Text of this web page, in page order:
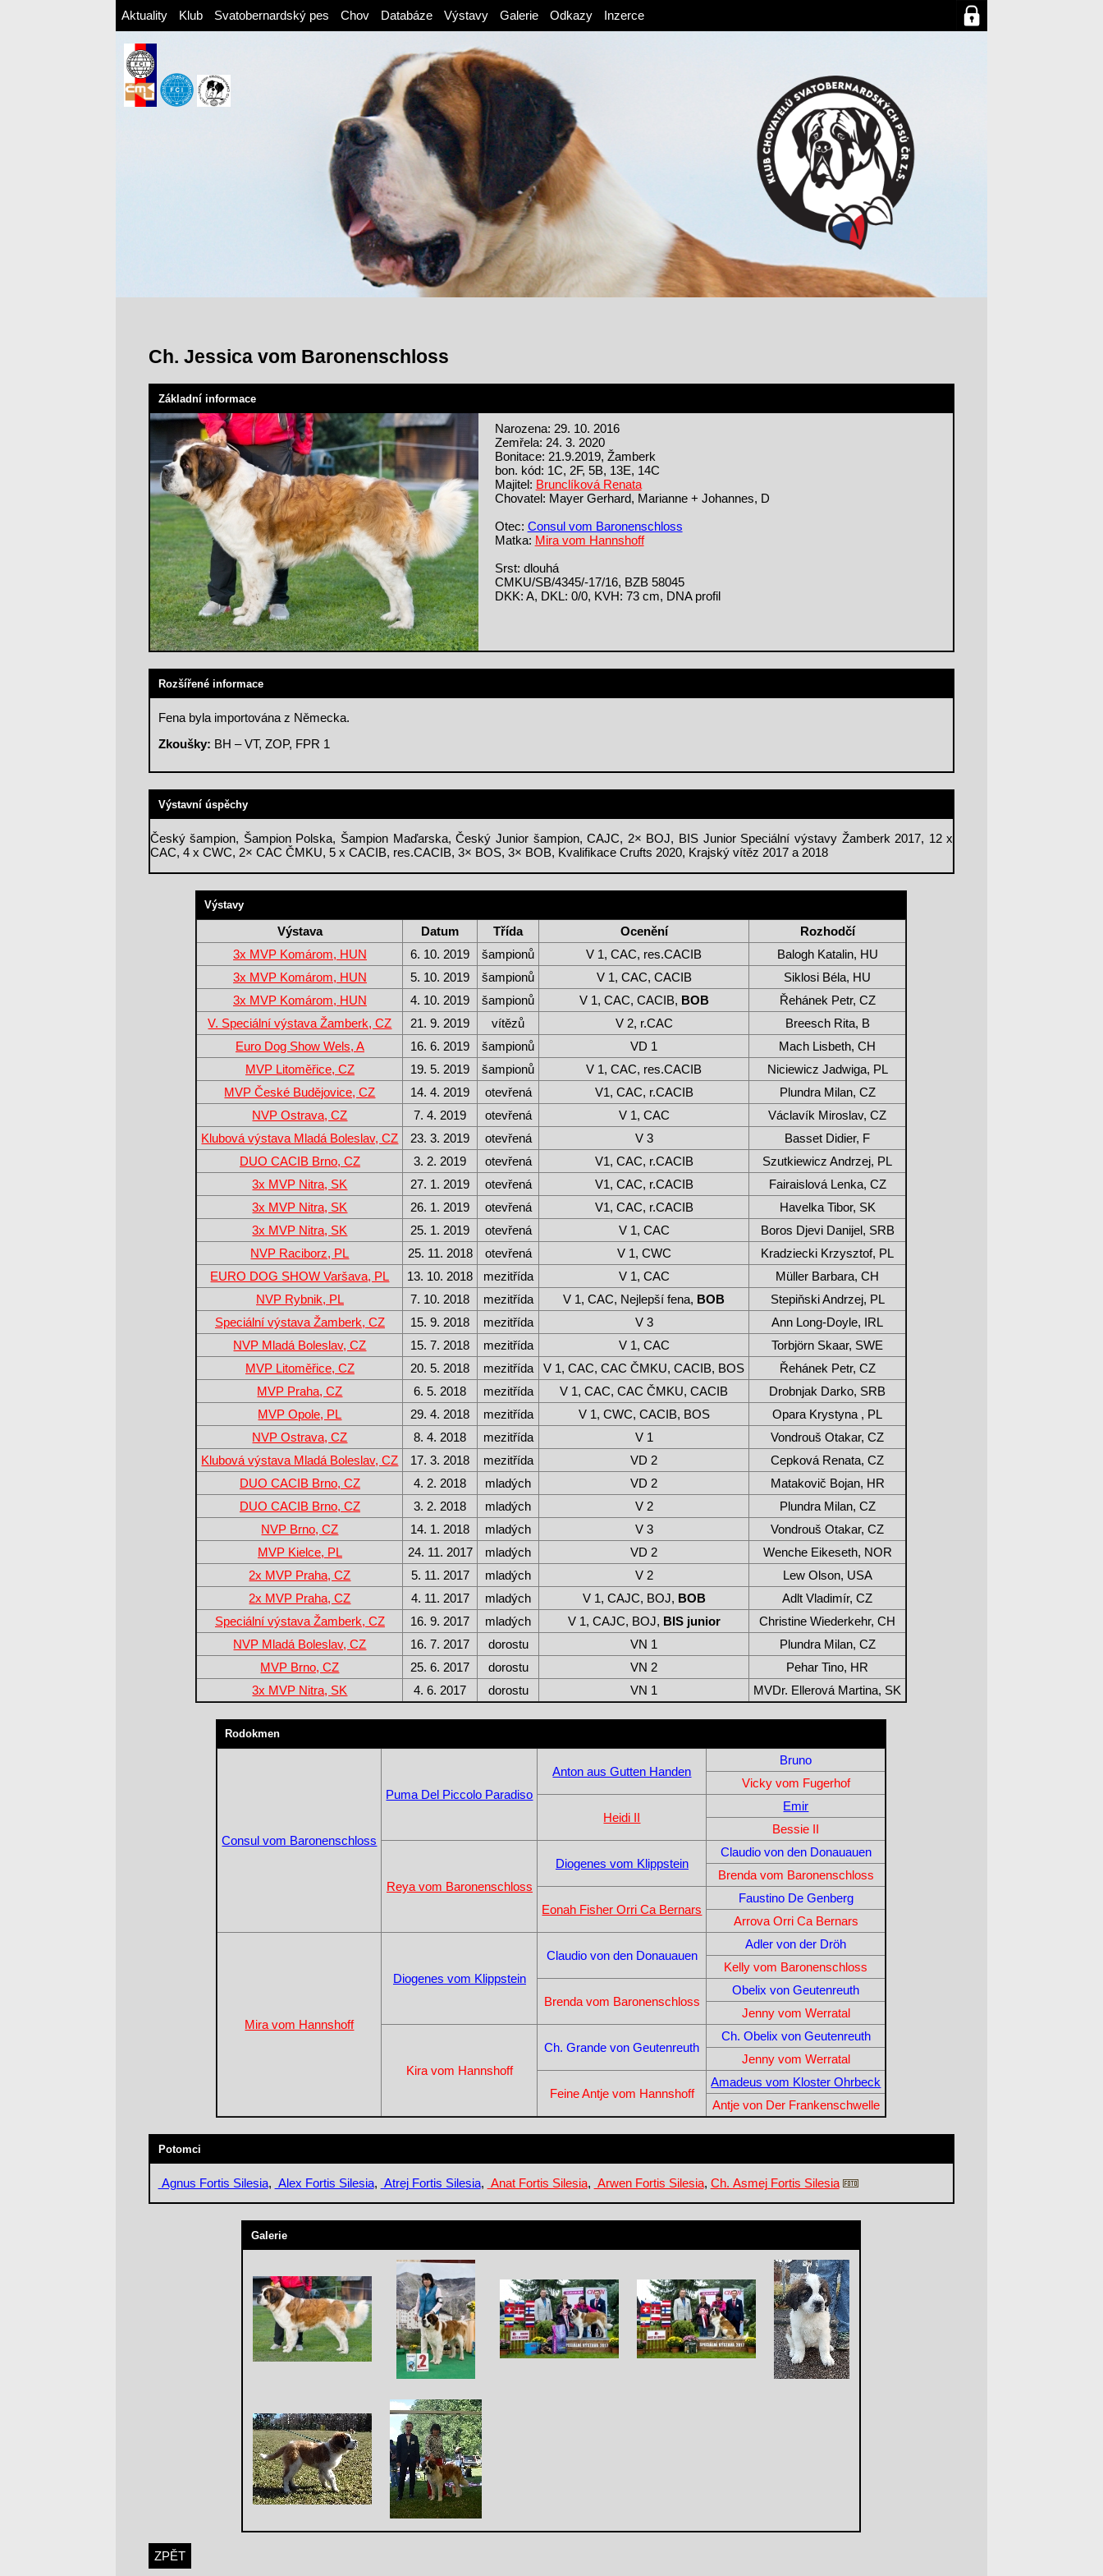
Aktuality Klub Svatobernardský pes Chov Databáze Výstavy Galerie Odkazy Inzerce
Ch. Jessica vom Baronenschloss
Základní informace
Narozena: 29. 10. 2016
Zemřela: 24. 3. 2020
Bonitace: 21.9.2019, Žamberk
bon. kód: 1C, 2F, 5B, 13E, 14C
Majitel: Brunclíková Renata
Chovatel: Mayer Gerhard, Marianne + Johannes, D
Otec: Consul vom Baronenschloss
Matka: Mira vom Hannshoff
Srst: dlouhá
CMKU/SB/4345/-17/16, BZB 58045
DKK: A, DKL: 0/0, KVH: 73 cm, DNA profil
Rozšířené informace
Fena byla importována z Německa.
Zkoušky: BH – VT, ZOP, FPR 1
Výstavní úspěchy
Český šampion, Šampion Polska, Šampion Maďarska, Český Junior šampion, CAJC, 2× BOJ, BIS Junior Speciální výstavy Žamberk 2017, 12 x
CAC, 4 x CWC, 2× CAC ČMKU, 5 x CACIB, res.CACIB, 3× BOS, 3× BOB, Kvalifikace Crufts 2020, Krajský vítěz 2017 a 2018
Výstavy
Výstava Datum Třída Ocenění
Rozhodčí
3x MVP Komárom, HUN
6. 10. 2019 šampionů V 1, CAC, res.CACIB
Balogh Katalin, HU
3x MVP Komárom, HUN
5. 10. 2019 šampionů V 1, CAC, CACIB
Siklosi Béla, HU
3x MVP Komárom, HUN
4. 10. 2019 šampionů V 1, CAC, CACIB, BOB
Řehánek Petr, CZ
V. Speciální výstava Žamberk, CZ
21. 9. 2019 vítězů V 2, r.CAC
Breesch Rita, B
Euro Dog Show Wels, A
16. 6. 2019 šampionů VD 1
Mach Lisbeth, CH
MVP Litoměřice, CZ
19. 5. 2019 šampionů V 1, CAC, res.CACIB
Niciewicz Jadwiga, PL
MVP České Budějovice, CZ
14. 4. 2019 otevřená V1, CAC, r.CACIB
Plundra Milan, CZ
NVP Ostrava, CZ
7. 4. 2019 otevřená V 1, CAC
Václavík Miroslav, CZ
Klubová výstava Mladá Boleslav, CZ
23. 3. 2019 otevřená V 3
Basset Didier, F
DUO CACIB Brno, CZ
3. 2. 2019 otevřená V1, CAC, r.CACIB
Szutkiewicz Andrzej, PL
3x MVP Nitra, SK
27. 1. 2019 otevřená V1, CAC, r.CACIB
Fairaislová Lenka, CZ
3x MVP Nitra, SK
26. 1. 2019 otevřená V1, CAC, r.CACIB
Havelka Tibor, SK
3x MVP Nitra, SK
25. 1. 2019 otevřená V 1, CAC
Boros Djevi Danijel, SRB
NVP Raciborz, PL
25. 11. 2018 otevřená V 1, CWC
Kradziecki Krzysztof, PL
EURO DOG SHOW Varšava, PL
13. 10. 2018 mezitřída V 1, CAC
Müller Barbara, CH
NVP Rybnik, PL
7. 10. 2018 mezitřída V 1, CAC, Nejlepší fena, BOB
Stepiňski Andrzej, PL
Speciální výstava Žamberk, CZ
15. 9. 2018 mezitřída V 3
Ann Long-Doyle, IRL
NVP Mladá Boleslav, CZ
15. 7. 2018 mezitřída V 1, CAC
Torbjörn Skaar, SWE
MVP Litoměřice, CZ
20. 5. 2018 mezitřída V 1, CAC, CAC ČMKU, CACIB, BOS
Řehánek Petr, CZ
MVP Praha, CZ
6. 5. 2018 mezitřída V 1, CAC, CAC ČMKU, CACIB
Drobnjak Darko, SRB
MVP Opole, PL
29. 4. 2018 mezitřída V 1, CWC, CACIB, BOS
Opara Krystyna , PL
NVP Ostrava, CZ
8. 4. 2018 mezitřída V 1
Vondrouš Otakar, CZ
Klubová výstava Mladá Boleslav, CZ
17. 3. 2018 mezitřída VD 2
Cepková Renata, CZ
DUO CACIB Brno, CZ
4. 2. 2018 mladých VD 2
Matakovič Bojan, HR
DUO CACIB Brno, CZ
3. 2. 2018 mladých V 2
Plundra Milan, CZ
NVP Brno, CZ
14. 1. 2018 mladých V 3
Vondrouš Otakar, CZ
MVP Kielce, PL
24. 11. 2017 mladých VD 2
Wenche Eikeseth, NOR
2x MVP Praha, CZ
5. 11. 2017 mladých V 2
Lew Olson, USA
2x MVP Praha, CZ
4. 11. 2017 mladých V 1, CAJC, BOJ, BOB
Adlt Vladimír, CZ
Speciální výstava Žamberk, CZ
16. 9. 2017 mladých V 1, CAJC, BOJ, BIS junior
Christine Wiederkehr, CH
NVP Mladá Boleslav, CZ
16. 7. 2017 dorostu VN 1
Plundra Milan, CZ
MVP Brno, CZ
25. 6. 2017 dorostu VN 2
Pehar Tino, HR
3x MVP Nitra, SK
4. 6. 2017 dorostu VN 1 MVDr. Ellerová Martina, SK
Rodokmen
Consul vom Baronenschloss
Puma Del Piccolo Paradiso
Anton aus Gutten Handen
Bruno
Vicky vom Fugerhof
Heidi II
Emir
Bessie II
Reya vom Baronenschloss
Diogenes vom Klippstein
Claudio von den Donauauen
Brenda vom Baronenschloss
Eonah Fisher Orri Ca Bernars
Faustino De Genberg
Arrova Orri Ca Bernars
Mira vom Hannshoff
Diogenes vom Klippstein
Claudio von den Donauauen
Adler von der Dröh
Kelly vom Baronenschloss
Brenda vom Baronenschloss
Obelix von Geutenreuth
Jenny vom Werratal
Kira vom Hannshoff
Ch. Grande von Geutenreuth
Ch. Obelix von Geutenreuth
Jenny vom Werratal
Feine Antje vom Hannshoff
Amadeus vom Kloster Ohrbeck
Antje von Der Frankenschwelle
Potomci
Agnus Fortis Silesia, Alex Fortis Silesia, Atrej Fortis Silesia, Anat Fortis Silesia, Arwen Fortis Silesia, Ch. Asmej Fortis Silesia
Galerie
ZPĚT